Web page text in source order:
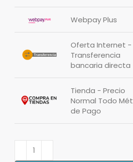
Webpay Plus
Oferta Internet -
Transferencia
bancaria directa
Tienda - Precio
Normal Todo
de Pago